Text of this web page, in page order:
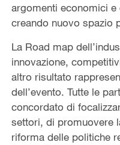
argomenti economici
creando nuovo spazio
La Road map
innovazione,
altro risultato
dell’evento. Tutte le
concordato di
settori, di promuovere
riforma delle politiche